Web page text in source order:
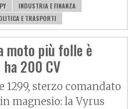
INDUSTRIA E FINANZA
E TRASPORTI
moto più folle è
200 CV
1299, sterzo comandato
magnesio: la Vyrus